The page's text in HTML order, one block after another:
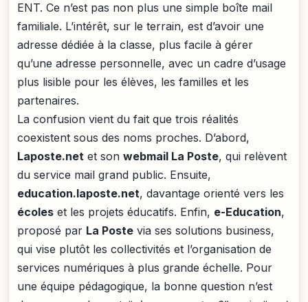
ENT. Ce n’est pas non plus une simple boîte mail
familiale. L’intérêt, sur le terrain, est d’avoir une
adresse dédiée à la classe, plus facile à gérer
qu’une adresse personnelle, avec un cadre d’usage
plus lisible pour les élèves, les familles et les
partenaires.
La confusion vient du fait que trois réalités
coexistent sous des noms proches. D’abord,
Laposte.net et son webmail La Poste, qui relèvent
du service mail grand public. Ensuite,
education.laposte.net, davantage orienté vers les
écoles et les projets éducatifs. Enfin, e-Education,
proposé par La Poste via ses solutions business,
qui vise plutôt les collectivités et l’organisation de
services numériques à plus grande échelle. Pour
une équipe pédagogique, la bonne question n’est